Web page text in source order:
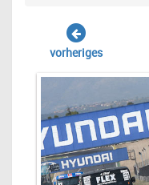
vorheriges